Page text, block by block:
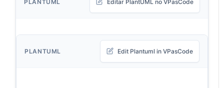
PLANTUML Editar PlantUML no VPasCode
PLANTUML Edit Plantuml in VPasCode